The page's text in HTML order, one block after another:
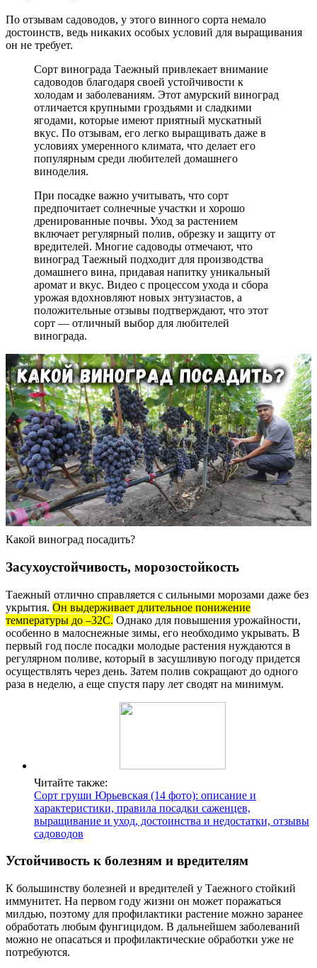
По отзывам садоводов, у этого винного сорта немало
достоинств, ведь никаких особых условий для выращивания
он не требует.
Сорт винограда Таежный привлекает внимание
садоводов благодаря своей устойчивости к
холодам и заболеваниям. Этот амурский виноград
отличается крупными гроздьями и сладкими
ягодами, которые имеют приятный мускатный
вкус. По отзывам, его легко выращивать даже в
условиях умеренного климата, что делает его
популярным среди любителей домашнего
виноделия.
При посадке важно учитывать, что сорт
предпочитает солнечные участки и хорошо
дренированные почвы. Уход за растением
включает регулярный полив, обрезку и защиту от
вредителей. Многие садоводы отмечают, что
виноград Таежный подходит для производства
домашнего вина, придавая напитку уникальный
аромат и вкус. Видео с процессом ухода и сбора
урожая вдохновляют новых энтузиастов, а
положительные отзывы подтверждают, что этот
сорт — отличный выбор для любителей
винограда.
Какой виноград посадить?
Засухоустойчивость, морозостойкость
Таежный отлично справляется с сильными морозами даже без
укрытия. Он выдерживает длительное понижение
температуры до –32С. Однако для повышения урожайности,
особенно в малоснежные зимы, его необходимо укрывать. В
первый год после посадки молодые растения нуждаются в
регулярном поливе, который в засушливую погоду придется
осуществлять через день. Затем полив сокращают до одного
раза в неделю, а еще спустя пару лет сводят на минимум.
Читайте также:
Сорт груши Юрьевская (14 фото): описание и
характеристики, правила посадки саженцев,
выращивание и уход, достоинства и недостатки, отзывы
садоводов
Устойчивость к болезням и вредителям
К большинству болезней и вредителей у Таежного стойкий
иммунитет. На первом году жизни он может поражаться
милдью, поэтому для профилактики растение можно заранее
обработать любым фунгицидом. В дальнейшем заболеваний
можно не опасаться и профилактические обработки уже не
потребуются.